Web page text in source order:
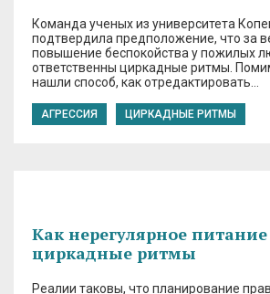
Команда ученых из университета
подтвердила предположение, что за
повышение беспокойства у пожилых
ответственны циркадные ритмы.
нашли способ, как отредактировать…
АГРЕССИЯ ЦИРКАДНЫЕ РИТМЫ
Как нерегулярное
циркадные ритмы
Реалии таковы, что планирование